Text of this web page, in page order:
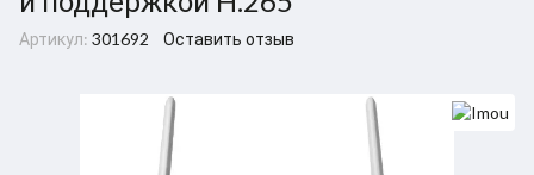
Артикул: 301692 Оставить отзыв